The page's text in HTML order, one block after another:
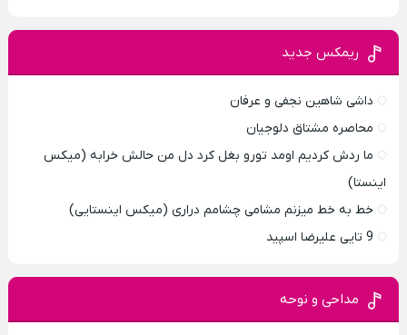
ریمکس جدید
داشی شاهین نجفی و عرفان
محاصره مشتاق دلوجیان
ما ردش کردیم اومد تورو بغل کرد دل من حالش خرابه (میکس
اینستا)
خط به خط میزنم مشامی چشامم دراری (میکس اینستایی)
9 تایی علیرضا اسپید
مداحی و نوحه